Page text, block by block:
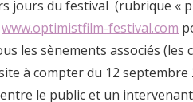
jours du festival (rubrique «
www.optimistfilm-festival.com
les sènements associés (les
à compter du 12 septembre
le public et un